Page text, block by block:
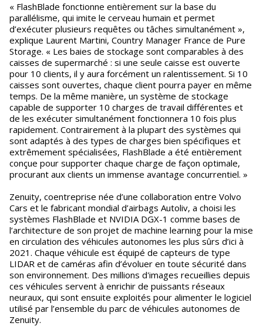
« FlashBlade fonctionne entièrement sur la base du
parallélisme, qui imite le cerveau humain et permet
d’exécuter plusieurs requêtes ou tâches simultanément »,
explique Laurent Martini, Country Manager France de Pure
Storage. « Les baies de stockage sont comparables à des
caisses de supermarché : si une seule caisse est ouverte
pour 10 clients, il y aura forcément un ralentissement. Si 10
caisses sont ouvertes, chaque client pourra payer en même
temps. De la même manière, un système de stockage
capable de supporter 10 charges de travail différentes et
de les exécuter simultanément fonctionnera 10 fois plus
rapidement. Contrairement à la plupart des systèmes qui
sont adaptés à des types de charges bien spécifiques et
extrêmement spécialisées, FlashBlade a été entièrement
conçue pour supporter chaque charge de façon optimale,
procurant aux clients un immense avantage concurrentiel. »
Zenuity, coentreprise née d’une collaboration entre Volvo
Cars et le fabricant mondial d’airbags Autoliv, a choisi les
systèmes FlashBlade et NVIDIA DGX-1 comme bases de
l’architecture de son projet de machine learning pour la mise
en circulation des véhicules autonomes les plus sûrs d’ici à
2021. Chaque véhicule est équipé de capteurs de type
LIDAR et de caméras afin d’évoluer en toute sécurité dans
son environnement. Des millions d'images recueillies depuis
ces véhicules servent à enrichir de puissants réseaux
neuraux, qui sont ensuite exploités pour alimenter le logiciel
utilisé par l’ensemble du parc de véhicules autonomes de
Zenuity.